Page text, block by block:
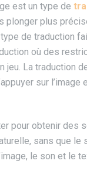
est un type de
plonger plus
de traduction
où des
jeu. La traduction
sur l’image
pour obtenir des
sans que le
le son et le